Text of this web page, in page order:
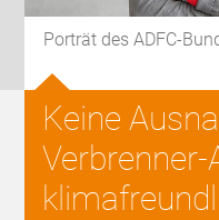
Porträt des ADFC-
Keine
Verbrenner-